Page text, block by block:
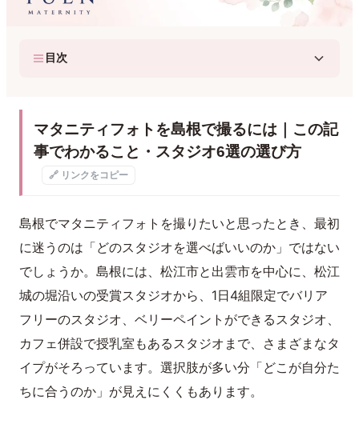
目次
マタニティフォトを島根で撮るには｜この記
事でわかること・スタジオ6選の選び方
🔗 リンクをコピー
島根でマタニティフォトを撮りたいと思ったとき、最初
に迷うのは「どのスタジオを選べばいいのか」ではない
でしょうか。島根には、松江市と出雲市を中心に、松江
城の堀沿いの受賞スタジオから、1日4組限定でバリア
フリーのスタジオ、ベリーペイントができるスタジオ、
カフェ併設で授乳室もあるスタジオまで、さまざまなタ
イプがそろっています。選択肢が多い分「どこが自分た
ちに合うのか」が見えにくくもあります。